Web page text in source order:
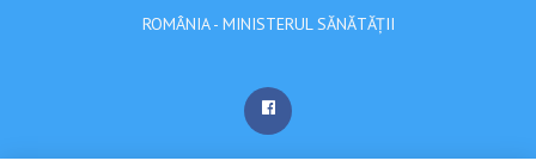
ROMÂNIA - MINISTERUL SĂNĂTĂȚII